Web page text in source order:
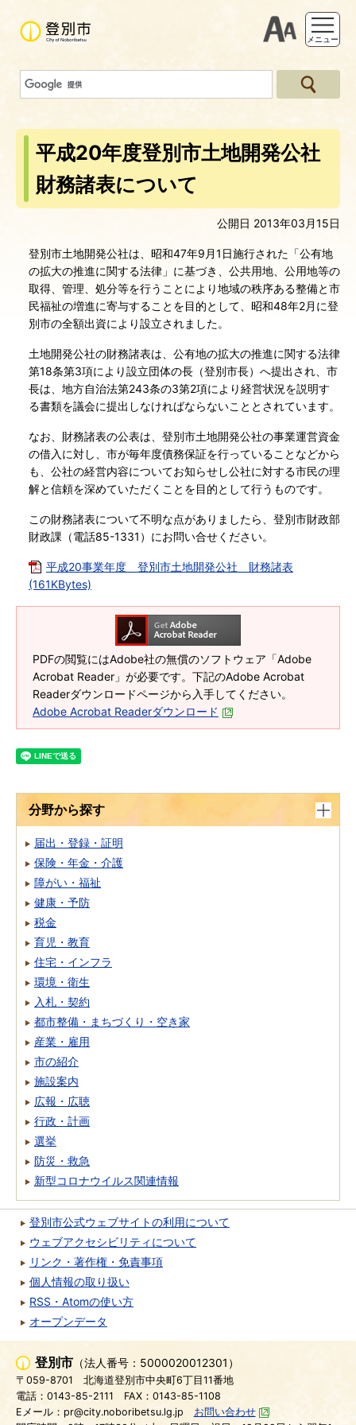
支援ツー
メニュー
平成20年度登別市土地開発公社
財務諸表について
公開日 2013年03月15日
登別市土地開発公社は、昭和47年9月1日施行された「公有地
の拡大の推進に関する法律」に基づき、公共用地、公用地等の
取得、管理、処分等を行うことにより地域の秩序ある整備と市
民福祉の増進に寄与することを目的として、昭和48年2月に登
別市の全額出資により設立されました。
土地開発公社の財務諸表は、公有地の拡大の推進に関する法律
第18条第3項により設立団体の長（登別市長）へ提出され、市
長は、地方自治法第243条の3第2項により経営状況を説明す
る書類を議会に提出しなければならないこととされています。
なお、財務諸表の公表は、登別市土地開発公社の事業運営資金
の借入に対し、市が毎年度債務保証を行っていることなどから
も、公社の経営内容についてお知らせし公社に対する市民の理
解と信頼を深めていただくことを目的として行うものです。
この財務諸表について不明な点がありましたら、登別市財政部
財政課（電話85-1331）にお問い合せください。
平成20事業年度 登別市土地開発公社 財務諸表
(161KBytes)
PDFの閲覧にはAdobe社の無償のソフトウェア「Adobe
Acrobat Reader」が必要です。下記のAdobe Acrobat
Readerダウンロードページから入手してください。
Adobe Acrobat Readerダウンロード
分野から探す
届出・登録・証明
保険・年金・介護
障がい・福祉
健康・予防
税金
育児・教育
住宅・インフラ
環境・衛生
入札・契約
都市整備・まちづくり・空き家
産業・雇用
市の紹介
施設案内
広報・広聴
行政・計画
選挙
防災・救急
新型コロナウイルス関連情報
登別市公式ウェブサイトの利用について
ウェブアクセシビリティについて
リンク・著作権・免責事項
個人情報の取り扱い
RSS・Atomの使い方
オープンデータ
登別市 （法人番号：5000020012301）
〒059-8701
北海道登別市中央町6丁目11番地
電話：0143-85-2111
FAX：0143-85-1108
Eメール：pr@city.noboribetsu.lg.jp
お問い合わせ